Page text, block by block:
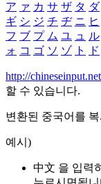
ア ァ カ サ ザ タ ダ
ギ シ ジ チ ヂ ニ ヒ
フ ブ プ ム ユ ュ ル
ォ コ ゴ ソ ゾ ト ド
http://
할 수 있습니다.
변환된 중국어를
예시)
中文 을 입력